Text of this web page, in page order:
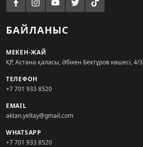
БАЙЛАНЫС
МЕКЕН-ЖАЙ
ҚР, Астана қаласы, Әбікен Бектұров көшесі, 4/3
ТЕЛЕФОН
+7 701 933 8520
EMAIL
aktan.yeltay@gmail.com
WHATSAPP
+7 701 933 8520